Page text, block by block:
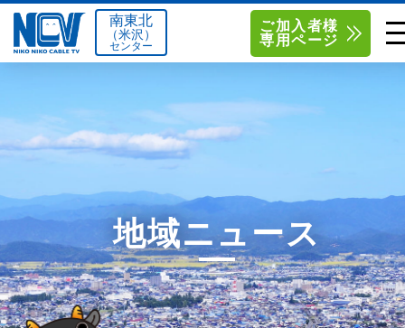
南東北センター（福島）
函館センター 0138-34-2525
新潟センター 025-210-1200
単品料金
お得なセットプラン
料金シミュレーション
サポート
〒992-0044
南東北センター(福島)
〒960-8252
南東北
（米沢）
センター
ご加入者様
専用ページ
地域ニュース